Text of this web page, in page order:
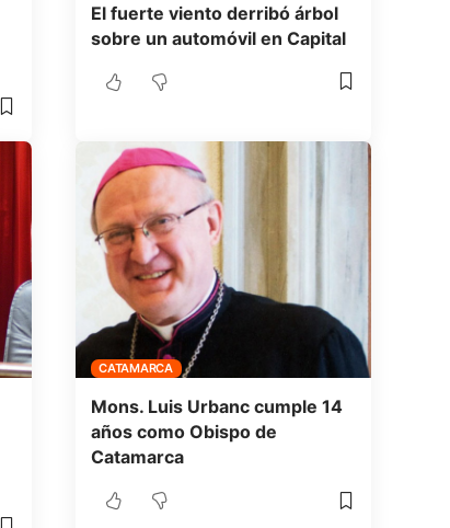
El fuerte viento derribó árbol
sobre un automóvil en Capital
CATAMARCA
Mons. Luis Urbanc cumple 14
años como Obispo de
Catamarca